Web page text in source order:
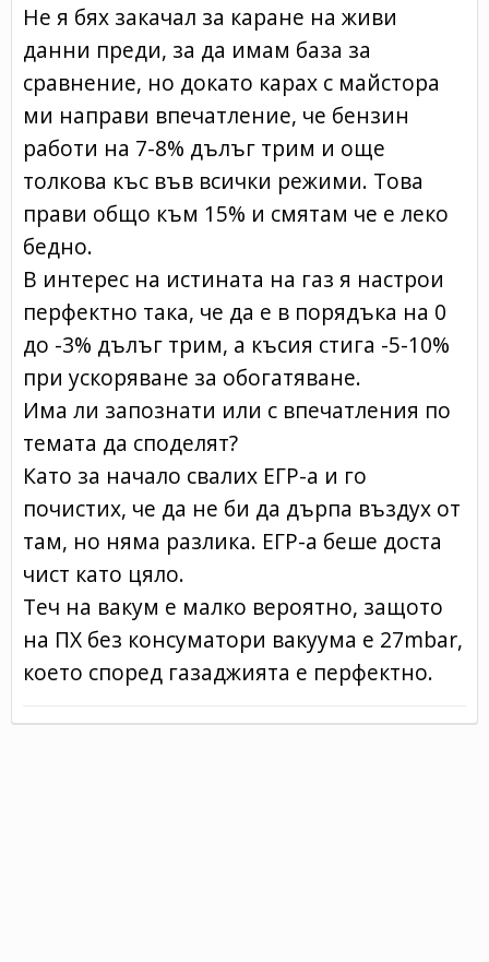
Не я бях закачал за каране на живи
данни преди, за да имам база за
сравнение, но докато карах с майстора
ми направи впечатление, че бензин
работи на 7-8% дълъг трим и още
толкова къс във всички режими. Това
прави общо към 15% и смятам че е леко
бедно.
В интерес на истината на газ я настрои
перфектно така, че да е в порядъка на 0
до -3% дълъг трим, а късия стига -5-10%
при ускоряване за обогатяване.
Има ли запознати или с впечатления по
темата да споделят?
Като за начало свалих ЕГР-а и го
почистих, че да не би да дърпа въздух от
там, но няма разлика. ЕГР-а беше доста
чист като цяло.
Теч на вакум е малко вероятно, защото
на ПХ без консуматори вакуума е 27mbar,
което според газаджията е перфектно.